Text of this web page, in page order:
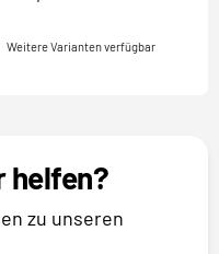
Weitere Varianten verfügbar
helfen?
zu unseren